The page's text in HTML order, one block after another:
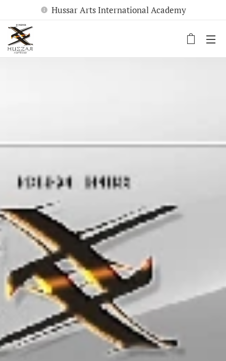
Hussar Arts International Academy